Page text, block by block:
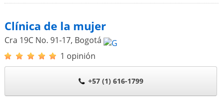
Clínica de la mujer
Cra 19C No. 91-17, Bogotá
1 opinión
+57 (1) 616-1799